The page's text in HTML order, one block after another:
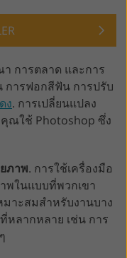
การตลาด และการ
การฟอกสีฟัน การปรับ
ง. การเปลี่ยนแปลง
ณใช้ Photoshop ซึ่ง
ภาพ. การใช้เครื่องมือ
พในแบบที่พวกเขา
มาะสมสำหรับงานบาง
ลากหลาย เช่น การ